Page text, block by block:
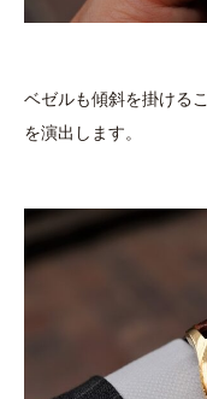
ベゼルも傾斜を掛ける
を演出します。